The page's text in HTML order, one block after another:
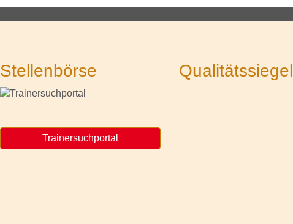
Stellenbörse
Trainersuchportal
Qualitätssiegel